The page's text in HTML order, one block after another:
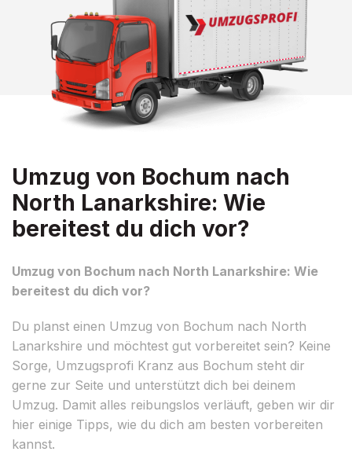
Umzug von Bochum nach
North Lanarkshire: Wie
bereitest du dich vor?
Umzug von Bochum nach North Lanarkshire: Wie
bereitest du dich vor?
Du planst einen Umzug von Bochum nach North
Lanarkshire und möchtest gut vorbereitet sein? Keine
Sorge, Umzugsprofi Kranz aus Bochum steht dir
gerne zur Seite und unterstützt dich bei deinem
Umzug. Damit alles reibungslos verläuft, geben wir dir
hier einige Tipps, wie du dich am besten vorbereiten
kannst.